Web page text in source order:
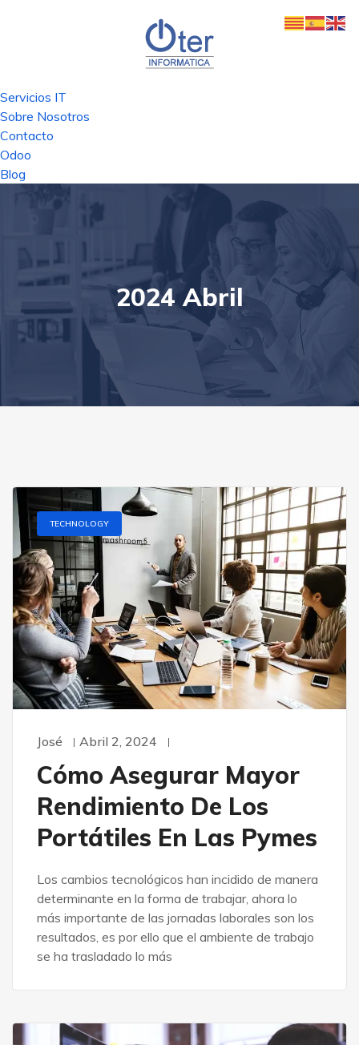
Servicios IT
Sobre Nosotros
Contacto
Odoo
Blog
2024 Abril
TECHNOLOGY
José Abril 2, 2024
Cómo Asegurar Mayor
Rendimiento De Los
Portátiles En Las Pymes
Los cambios tecnológicos han incidido de manera
determinante en la forma de trabajar, ahora lo
más importante de las jornadas laborales son los
resultados, es por ello que el ambiente de trabajo
se ha trasladado lo más